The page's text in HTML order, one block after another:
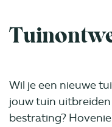
Wil je een nieuwe
jouw tuin
bestrating?